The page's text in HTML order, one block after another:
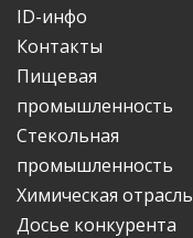
ID-инфо
Контакты
Пищевая
промышленность
Стекольная
промышленность
Химическая отрасль
Досье конкурента